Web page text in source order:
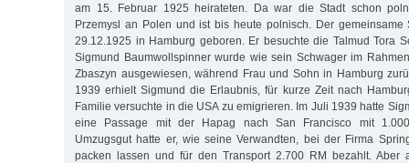
am 15. Februar 1925 heirateten. Da war die Stadt schon
Przemysl an Polen und ist bis heute polnisch. Der gemeinsame
29.12.1925 in Hamburg geboren. Er besuchte die Talmud Tora
Sigmund Baumwollspinner wurde wie sein Schwager im
Zbaszyn ausgewiesen, während Frau und Sohn in Hamburg
1939 erhielt Sigmund die Erlaubnis, für kurze Zeit nach
Familie versuchte in die USA zu emigrieren. Im Juli 1939 hatte
eine Passage mit der Hapag nach San Francisco mit
Umzugsgut hatte er, wie seine Verwandten, bei der Firma
packen lassen und für den Transport 2.700 RM bezahlt. Aber